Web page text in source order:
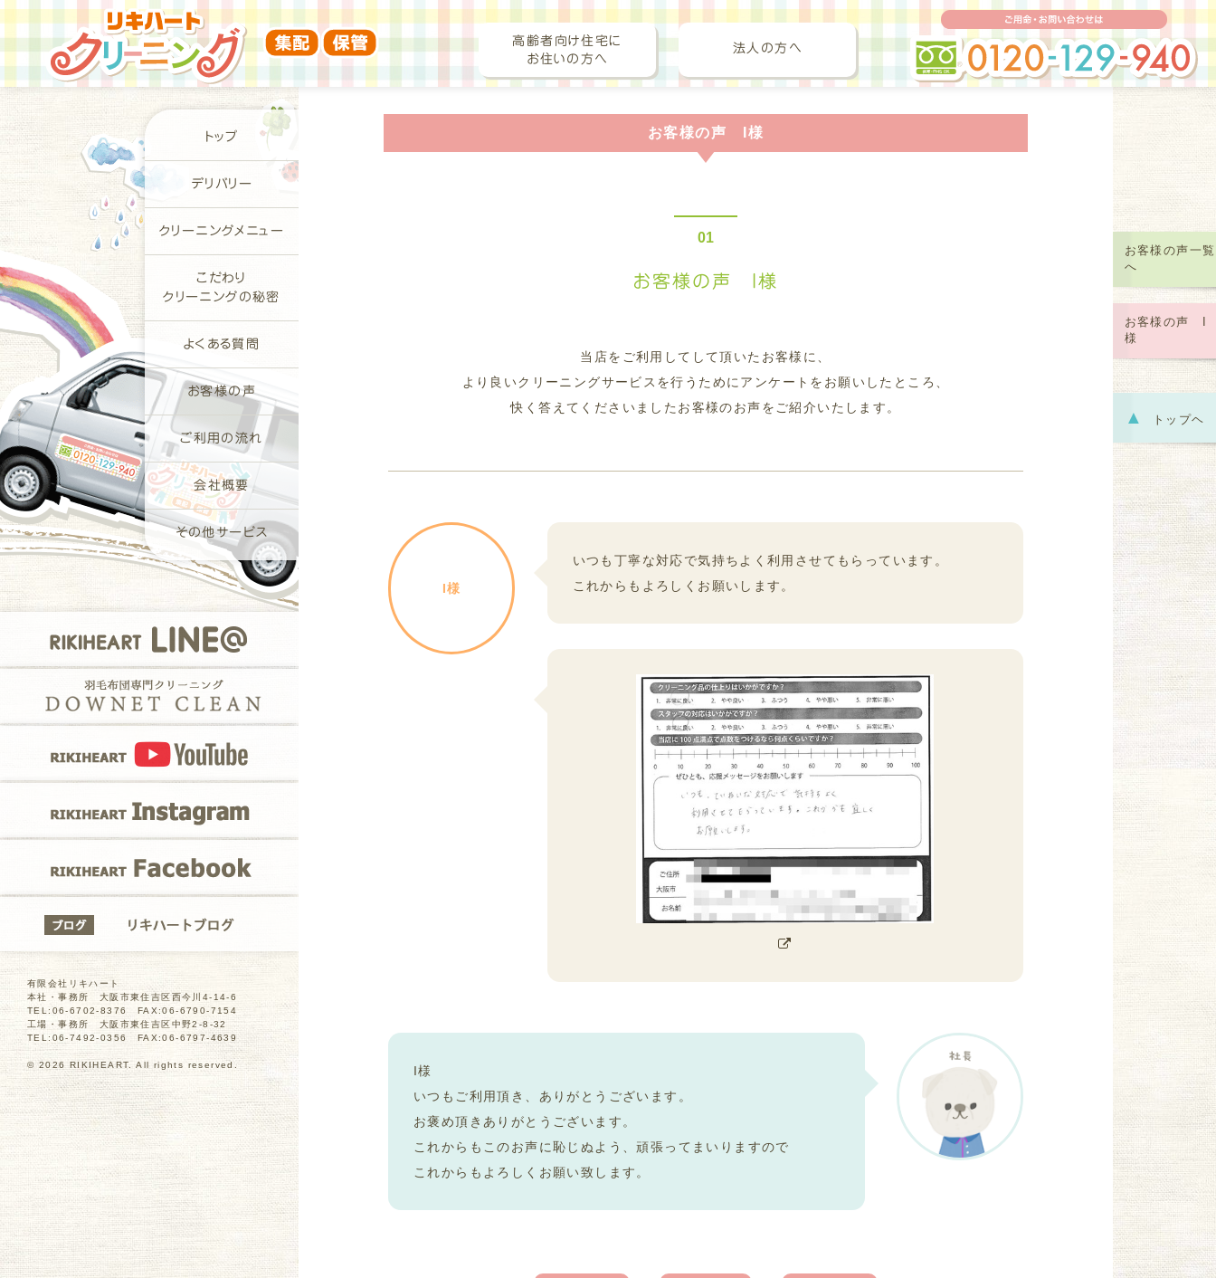
リキハートクリーニング（集配・保管）
高齢者向け住宅に
お住いの方へ
法人の方へ
ご
お客様の声一覧
へ
お客様の声 I
様
▲ トップヘ
お客様の声 I様
お客様の声 I様
当店をご利用してして頂いたお客様に、
より良いクリーニングサービスを行うためにアンケートをお願いしたところ、
快く答えてくださいましたお客様のお声をご紹介いたします。
I様
いつも丁寧な対応で気持ちよく利用させてもらっています。
これからもよろしくお願いします。
I様
いつもご利用頂き、ありがとうございます。
お褒め頂きありがとうございます。
これからもこのお声に恥じぬよう、頑張ってまいりますので
これからもよろしくお願い致します。
トップ
デリバリー
クリーニングメニュー
こだわり
クリーニングの秘密
よくある質問
お客様の声
ご利用の流れ
会社概要
その他サービス
RIKIHEART LINE@
有限会社リキハート
本社・事務所 大阪市東住吉区西今川4-14-6
TEL:06-6702-8376 FAX:06-6790-7154
工場・事務所 大阪市東住吉区中野2-8-32
TEL:06-7492-0356 FAX:06-6797-4639
© 2026 RIKIHEART. All rights reserved.